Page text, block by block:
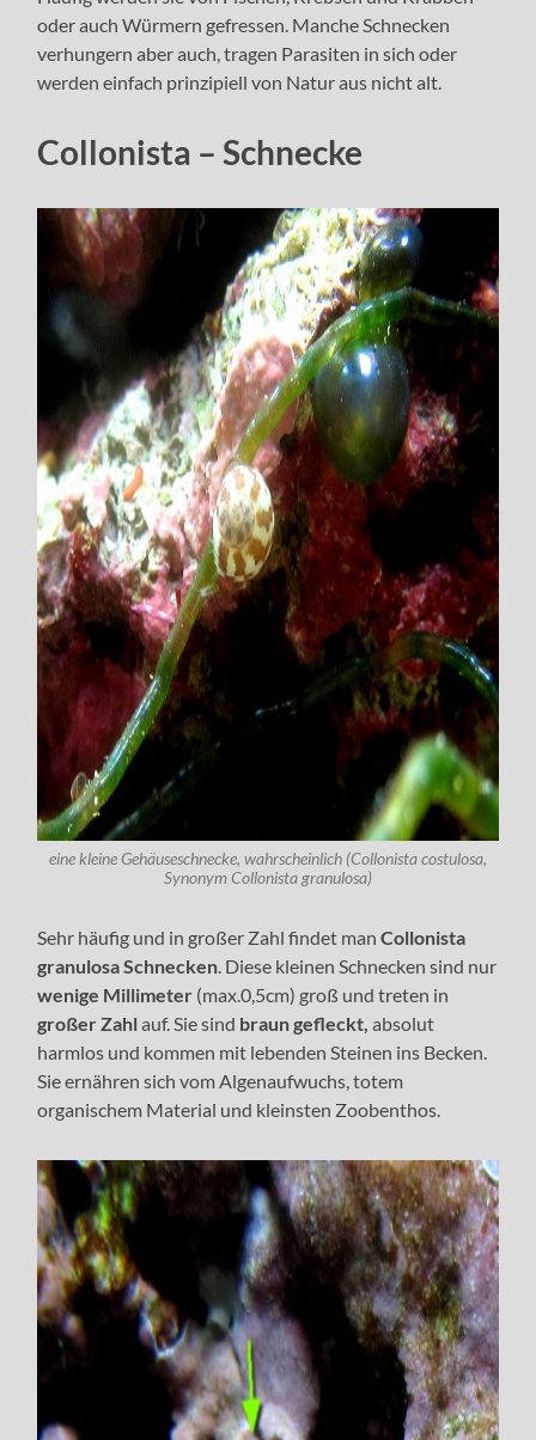
oder auch Würmern gefressen. Manche Schnecken
verhungern aber auch, tragen Parasiten in sich oder
werden einfach prinzipiell von Natur aus nicht alt.
Collonista – Schnecke
eine kleine Gehäuseschnecke, wahrscheinlich (Collonista costulosa,
Synonym Collonista granulosa)
Sehr häufig und in großer Zahl findet manCollonista
granulosa Schnecken. Diese kleinen Schnecken sind nur
wenige Millimeter (max.0,5cm) groß und treten in
großer Zahlauf. Sie sind braun gefleckt,absolut
harmlos und kommen mit lebenden Steinen ins Becken.
Sie ernähren sich vom Algenaufwuchs, totem
organischem Material und kleinsten Zoobenthos.